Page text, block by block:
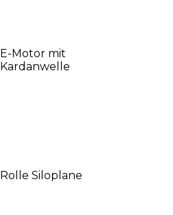
E-Motor mit
Kardanwelle
Rolle Siloplane